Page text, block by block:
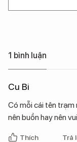
1 bình luận
Cu Bi
Có mỗi cái tên trạm
nên buồn hay nên
Thích Trả